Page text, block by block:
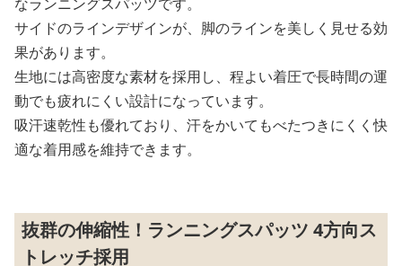
サイドのラインデザインが、脚のラインを美しく見せる効
果があります。
生地には高密度な素材を採用し、程よい着圧で長時間の運
動でも疲れにくい設計になっています。
吸汗速乾性も優れており、汗をかいてもべたつきにくく快
適な着用感を維持できます。
抜群の伸縮性！ランニングスパッツ 4方向ス
トレッチ採用